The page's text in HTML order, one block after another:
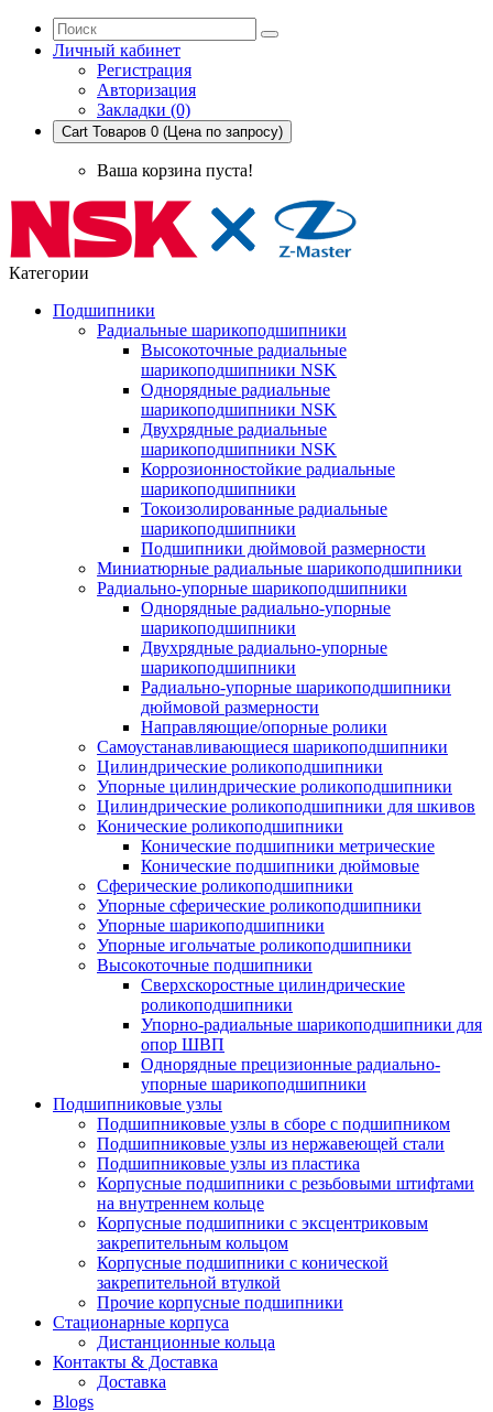
Личный кабинет
Регистрация
Авторизация
Закладки (0)
Cart Товаров 0 (Цена по запросу)
Ваша корзина пуста!
Категории
Подшипники
Радиальные шарикоподшипники
Высокоточные радиальные
шарикоподшипники NSK
Однорядные радиальные
шарикоподшипники NSK
Двухрядные радиальные
шарикоподшипники NSK
Коррозионностойкие радиальные
шарикоподшипники
Токоизолированные радиальные
шарикоподшипники
Подшипники дюймовой размерности
Миниатюрные радиальные шарикоподшипники
Радиально-упорные шарикоподшипники
Однорядные радиально-упорные
шарикоподшипники
Двухрядные радиально-упорные
шарикоподшипники
Радиально-упорные шарикоподшипники
дюймовой размерности
Направляющие/опорные ролики
Самоустанавливающиеся шарикоподшипники
Цилиндрические роликоподшипники
Упорные цилиндрические роликоподшипники
Цилиндрические роликоподшипники для шкивов
Конические роликоподшипники
Конические подшипники метрические
Конические подшипники дюймовые
Сферические роликоподшипники
Упорные сферические роликоподшипники
Упорные шарикоподшипники
Упорные игольчатые роликоподшипники
Высокоточные подшипники
Сверхскоростные цилиндрические
роликоподшипники
Упорно-радиальные шарикоподшипники для
опор ШВП
Однорядные прецизионные радиально-
упорные шарикоподшипники
Подшипниковые узлы
Подшипниковые узлы в сборе с подшипником
Подшипниковые узлы из нержавеющей стали
Подшипниковые узлы из пластика
Корпусные подшипники с резьбовыми штифтами
на внутреннем кольце
Корпусные подшипники с эксцентриковым
закрепительным кольцом
Корпусные подшипники с конической
закрепительной втулкой
Прочие корпусные подшипники
Стационарные корпуса
Дистанционные кольца
Контакты & Доставка
Доставка
Blogs